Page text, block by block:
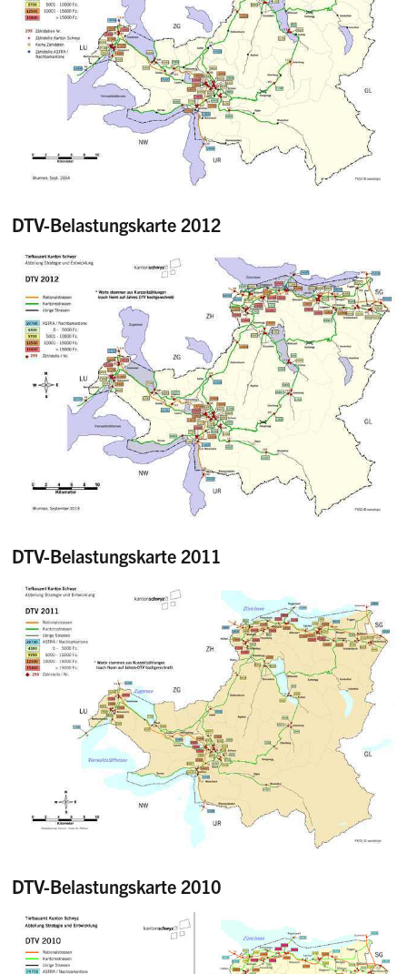
DTV-Belastungskarte 2012
DTV-Belastungskarte 2011
DTV-Belastungskarte 2010